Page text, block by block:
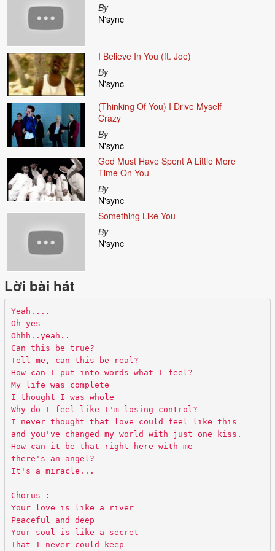
By
N'sync
I Believe In You (ft. Joe)
By
N'sync
(Thinking Of You) I Drive Myself
Crazy
By
N'sync
God Must Have Spent A Little More
Time On You
By
N'sync
Something Like You
By
N'sync
Lời bài hát
Yeah....
Oh yes
Ohhh..yeah..
Can this be true?
Tell me, can this be real?
How can I put into words what I feel?
My life was complete
I thought I was whole
Why do I feel like I'm losing control?
I never thought that love could feel like this
and you've changed my world with just one kiss.
How can it be that right here with me
there's an angel?
It's a miracle...
Chorus :
Your love is like a river
Peaceful and deep
Your soul is like a secret
That I never could keep